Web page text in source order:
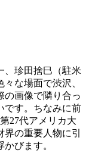
、珍田捨巳（駐米
な場面で渋沢、
の画像で隣り合っ
です。ちなみに前
27代アメリカ大
の重要人物に引
びます。